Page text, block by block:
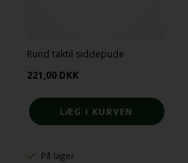
Rund taktil siddepude
221,00 DKK
På lager